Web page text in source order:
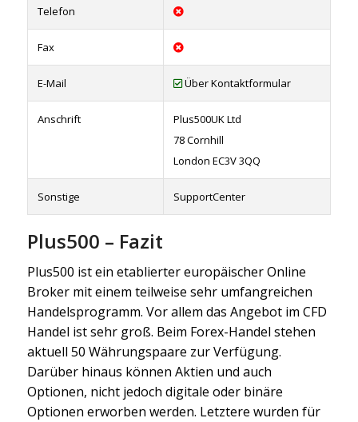
Telefon
Fax
E-Mail Über Kontaktformular
Anschrift
Plus500UK Ltd
78 Cornhill
London EC3V 3QQ
Sonstige SupportCenter
Plus500 – Fazit
Plus500 ist ein etablierter europäischer Online
Broker mit einem teilweise sehr umfangreichen
Handelsprogramm. Vor allem das Angebot im CFD
Handel ist sehr groß. Beim Forex-Handel stehen
aktuell 50 Währungspaare zur Verfügung.
Darüber hinaus können Aktien und auch
Optionen, nicht jedoch digitale oder binäre
Optionen erworben werden. Letztere wurden für